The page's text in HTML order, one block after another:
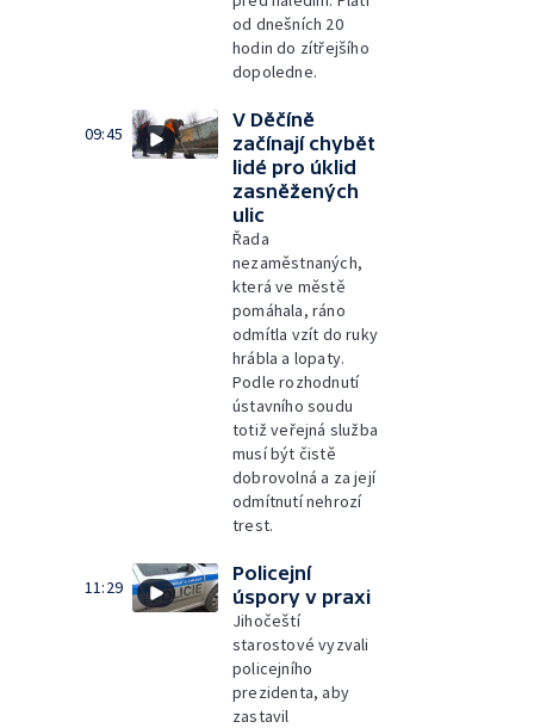
od dnešních 20
hodin do zítřejšího
dopoledne.
09:45
V Děčíně
začínají chybět
lidé pro úklid
zasněžených
ulic
Řada
nezaměstnaných,
která ve městě
pomáhala, ráno
odmítla vzít do ruky
hrábla a lopaty.
Podle rozhodnutí
ústavního soudu
totiž veřejná služba
musí být čistě
dobrovolná a za její
odmítnutí nehrozí
trest.
11:29
Policejní
úspory v praxi
Jihočeští
starostové vyzvali
policejního
prezidenta, aby
zastavil